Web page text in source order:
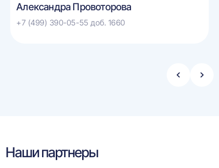
Александра Провоторова
+7 (499) 390-05-55 доб. 1660
Стрелка
Наши партнеры